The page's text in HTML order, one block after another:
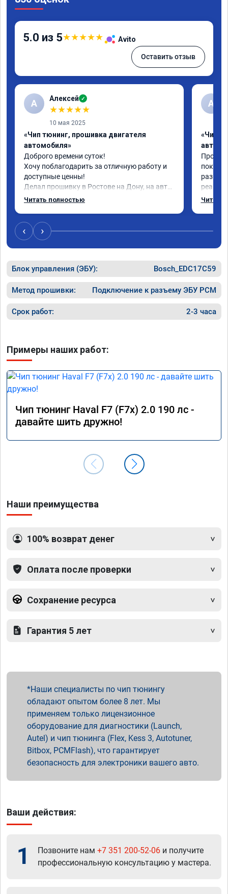
5.0 из 5★★★★★ Avito
Оставить отзыв
А Алексей ✓
★★★★★
10 мая 2025
«Чип тюнинг, прошивка двигателя
автомобиля»
Доброго времени суток!
Хочу поблагодарить за отличную работу и
доступные ценны!
Делал прошивку в Ростове на Дону, на авто
шевроле круз 1.8 (141 л.с)с акпп 2013г.в.
просто сказка, а результат при этом просто
бомба. Сделали всё очень хорошо и быстро,
после прошивки уже недельку покатался по
порадовало поведение авто на трассе, на
майские праздники поехал в мордовию,
1200км, машину не узнать - тяга отличная,
динамика разгона просто прелесть,
отзывчивость на пидаль газа
превосходная, одно удовольствие теперь
сотку при скоростном режиме 100 - 120 км/
ч. Однозначно рекомендую
воспользоваться услугами данного
сервиса, я остался очень доволен
результатом. Ещё раз большое спасибо!
Читать полностью
А
«Чип
Прошил
Читать
‹ ›
Блок управления (ЭБУ): Bosch_EDC17C59
Метод прошивки: Подключение к разъему ЭБУ PCM
Срок работ: 2-3 часа
Примеры наших работ:
Чип тюнинг Haval F7 (F7x) 2.0 190 лс -
давайте шить дружно!
Наши преимущества
100% возврат денег
Оплата после проверки
Сохранение ресурса
Гарантия 5 лет
Наши специалисты по чип тюнингу
обладают опытом более 8 лет. Мы
применяем только лицензионное
оборудование для диагностики (Launch,
Autel) и чип тюнинга (Flex, Kess 3, Autotuner,
Bitbox, PCMFlash), что гарантирует
безопасность для электроники вашего авто.
Ваши действия:
1 Позвоните нам +7 351 200-52-06 и получите
профессиональную консультацию у мастера.